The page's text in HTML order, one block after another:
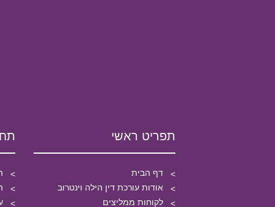
תפריט ראשי
דף הבית
אודות עורכת דין הילה וינטרוב
לקוחות ממליצים